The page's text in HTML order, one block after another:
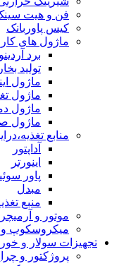
فن و هیت
کیس پاوربانک
ماژول های
برد آردینو
تولید بخار
ماژول
ماژول
ماژول
ماژول
منابع
آداپتور
اینورتر
پاور
مبدل
منبع
موتور و آرمیچر
میکروسکوپ و
تجهیزات سولار و
پروژکتور و